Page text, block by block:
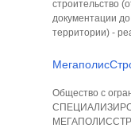
строительство
документации
территории) -
Общество с